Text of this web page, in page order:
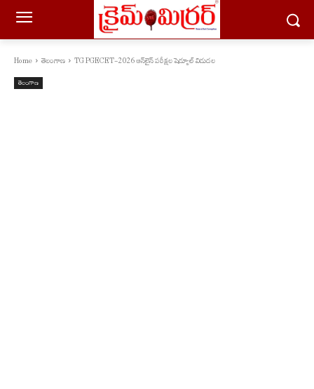
Home తెలంగాణ TG PGECET-2026 ఆన్‌లైన్ పరీక్షల షెడ్యూల్ విడుదల
తెలంగాణ